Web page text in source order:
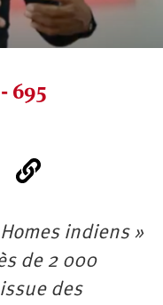
695
indiens »
de 2 000
des